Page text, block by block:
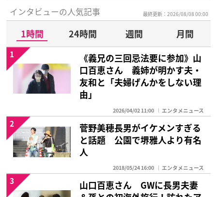
インタビューの人気記事 最終更新：2026/08/08 00:00
1時間 24時間 週間
月間
《義兄の三回忌法要に参加》山
口百恵さん 義姉が明かす夫・
友和と「夫婦げんかをしない理
由」
2026/04/02 11:00 エンタメニュース
1
菅野美穂長男がイケメンすぎる
と話題 公園で堺雅人より有名
人
2018/05/24 16:00 エンタメニュース
2
山口百恵さん GWに長男夫妻
3